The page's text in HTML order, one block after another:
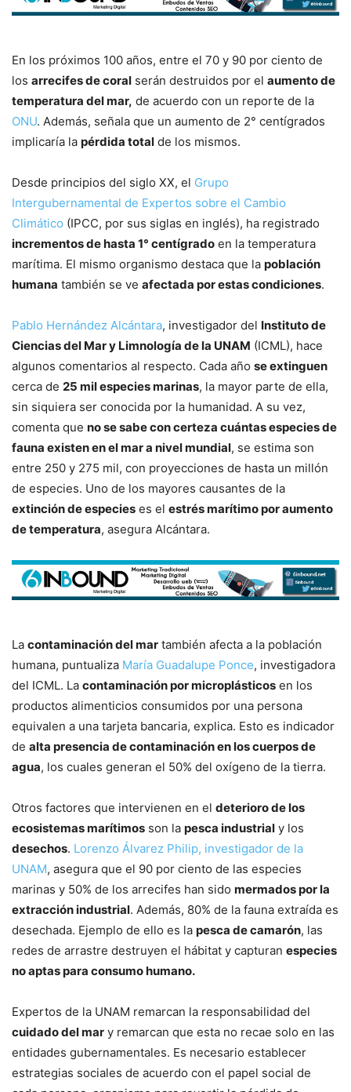
En los próximos 100 años, entre el 70 y 90 por ciento de
los arrecifes de coral serán destruidos por el aumento de
temperatura del mar, de acuerdo con un reporte de la
ONU. Además, señala que un aumento de 2° centígrados
implicaría la pérdida total de los mismos.
Desde principios del siglo XX, el Grupo
Intergubernamental de Expertos sobre el Cambio
Climático (IPCC, por sus siglas en inglés), ha registrado
incrementos de hasta 1° centígrado en la temperatura
marítima. El mismo organismo destaca que la población
humana también se ve afectada por estas condiciones.
Pablo Hernández Alcántara, investigador del Instituto de
Ciencias del Mar y Limnología de la UNAM (ICML), hace
algunos comentarios al respecto. Cada año se extinguen
cerca de 25 mil especies marinas, la mayor parte de ella,
sin siquiera ser conocida por la humanidad. A su vez,
comenta que no se sabe con certeza cuántas especies de
fauna existen en el mar a nivel mundial, se estima son
entre 250 y 275 mil, con proyecciones de hasta un millón
de especies. Uno de los mayores causantes de la
extinción de especies es el estrés marítimo por aumento
de temperatura, asegura Alcántara.
La contaminación del mar también afecta a la población
humana, puntualiza María Guadalupe Ponce, investigadora
del ICML. La contaminación por microplásticos en los
productos alimenticios consumidos por una persona
equivalen a una tarjeta bancaria, explica. Esto es indicador
de alta presencia de contaminación en los cuerpos de
agua, los cuales generan el 50% del oxígeno de la tierra.
Otros factores que intervienen en el deterioro de los
ecosistemas marítimos son la pesca industrial y los
desechos. Lorenzo Álvarez Philip, investigador de la
UNAM, asegura que el 90 por ciento de las especies
marinas y 50% de los arrecifes han sido mermados por la
extracción industrial. Además, 80% de la fauna extraída es
desechada. Ejemplo de ello es la pesca de camarón, las
redes de arrastre destruyen el hábitat y capturan especies
no aptas para consumo humano.
Expertos de la UNAM remarcan la responsabilidad del
cuidado del mar y remarcan que esta no recae solo en las
entidades gubernamentales. Es necesario establecer
estrategias sociales de acuerdo con el papel social de